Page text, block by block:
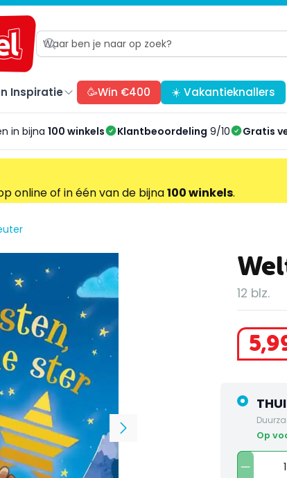
Inspiratie 🥳Win €400 ☀️ Vakantieknallers
in bijna 100 winkels Klantbeoordeling 9/10 Gratis
online of in één van de bijna100 winkels.
12 blz.
5,
op